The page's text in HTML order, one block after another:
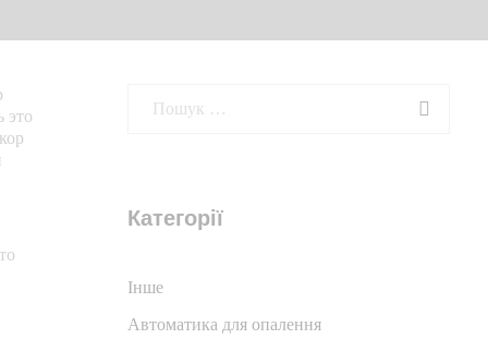
это
Категорії
Iнше
Автоматика для опалення